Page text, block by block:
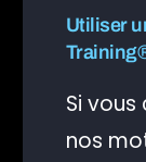
Utiliser
Si vous
nos